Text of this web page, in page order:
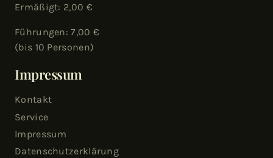
Ermäßigt: 2,00 €
Führungen: 7,00 €
(bis 10 Personen)
Impressum
Kontakt
Service
Impressum
Datenschutzerklärung